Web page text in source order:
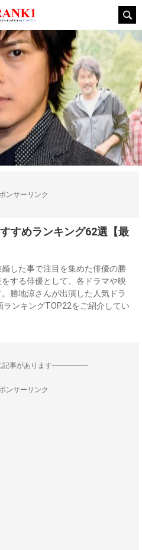
ンサーリンク
すめランキング62選【最
した事で注目を集めた俳優の勝
する俳優として、各ドラマや映
勝地涼さんが出演した人気ドラ
ンキングTOP22をご紹介してい
記事があります--------------------
ンサーリンク